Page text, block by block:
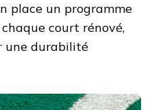
place un programme
court rénové,
une durabilité